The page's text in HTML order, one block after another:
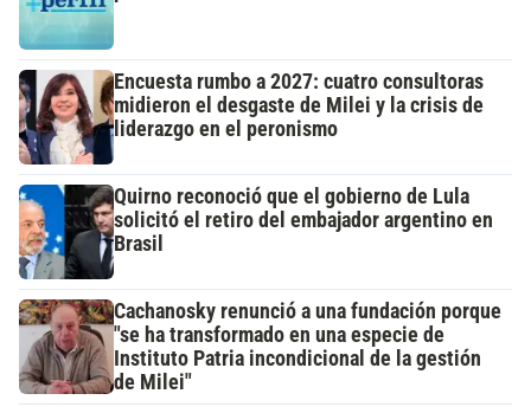
Encuesta rumbo a 2027: cuatro consultoras
midieron el desgaste de Milei y la crisis de
liderazgo en el peronismo
Quirno reconoció que el gobierno de Lula
solicitó el retiro del embajador argentino en
Brasil
Cachanosky renunció a una fundación porque
"se ha transformado en una especie de
Instituto Patria incondicional de la gestión
de Milei"